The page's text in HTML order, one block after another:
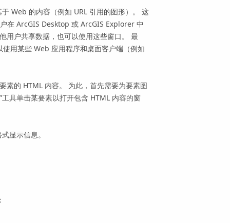
Web 的内容（例如 URL 引用的图形）。 这
在 ArcGIS Desktop 或 ArcGIS Explorer 中
用户共享数据，也可以使用这些窗口。 最
用某些 Web 应用程序和桌面客户端（例如
素的 HTML 内容。 为此，首先需要为要素图
具单击某要素以打开包含 HTML 内容的窗
显示信息。